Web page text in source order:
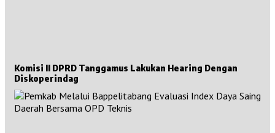
Komisi II DPRD Tanggamus Lakukan Hearing Dengan
Diskoperindag